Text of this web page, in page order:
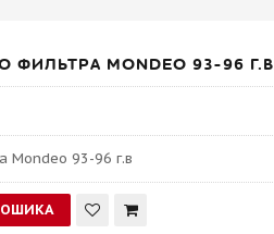
MONDEO 93-96 Г.В
Mondeo 93-96 г.в